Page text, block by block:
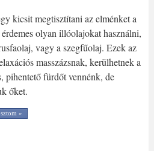
kicsit megtisztítani az elménket a
olyan illóolajokat használni,
vagy a szegfűolaj. Ezek az
masszázsnak, kerülhetnek a
pihentető fürdőt vennénk, de
őket.
»